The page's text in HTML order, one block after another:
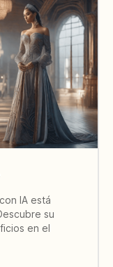
IA está
su
en el